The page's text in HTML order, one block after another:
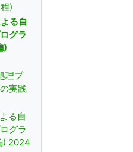
)
る自
グラ
)
理プ
実践
る自
グラ
) 2024